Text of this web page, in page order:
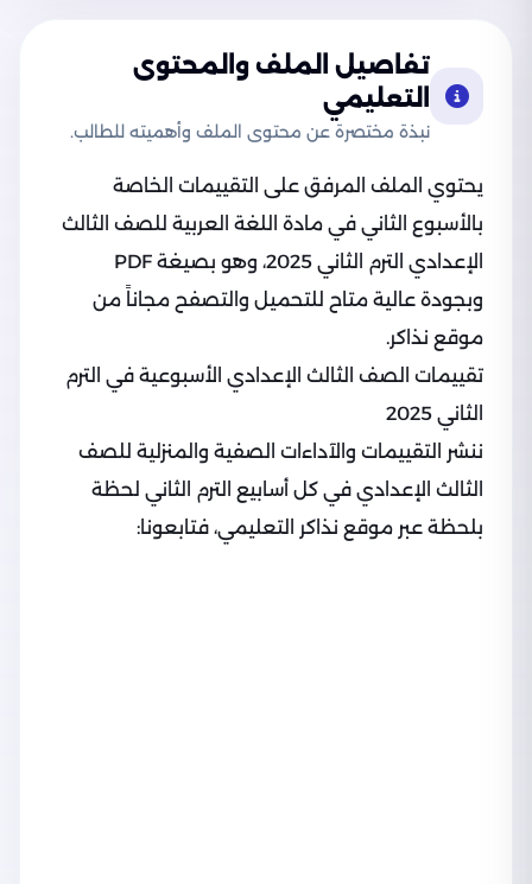
تفاصيل الملف والمحتوى
التعليمي
نبذة مختصرة عن محتوى الملف وأهميته للطالب.
يحتوي الملف المرفق على التقييمات الخاصة
بالأسبوع الثاني في مادة اللغة العربية للصف الثالث
الإعدادي الترم الثاني 2025، وهو بصيغة PDF
وبجودة عالية متاح للتحميل والتصفح مجاناً من
موقع نذاكر.
تقييمات الصف الثالث الإعدادي الأسبوعية في الترم
الثاني 2025
ننشر التقييمات والآداءات الصفية والمنزلية للصف
الثالث الإعدادي في كل أسابيع الترم الثاني لحظة
بلحظة عبر موقع نذاكر التعليمي، فتابعونا: